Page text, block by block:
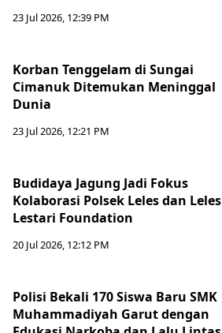
23 Jul 2026, 12:39 PM
Korban Tenggelam di Sungai
Cimanuk Ditemukan Meninggal
Dunia
23 Jul 2026, 12:21 PM
Budidaya Jagung Jadi Fokus
Kolaborasi Polsek Leles dan Leles
Lestari Foundation
20 Jul 2026, 12:12 PM
Polisi Bekali 170 Siswa Baru SMK
Muhammadiyah Garut dengan